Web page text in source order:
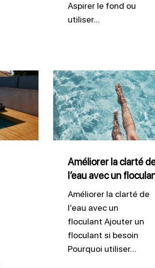
Aspirer le fond ou
utiliser…
Améliorer
la
clarté
de
l’eau
avec
floculant
Améliorer la clarté
l’eau avec un
Améliorer la clarté de
l’eau avec un
floculant Ajouter un
floculant si besoin
Pourquoi utiliser…